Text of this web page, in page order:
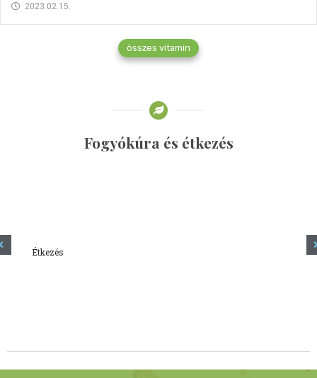
2023.02.15.
összes vitamin
Fogyókúra és étkezés
Étkezés